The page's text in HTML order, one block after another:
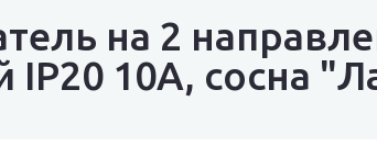
на 2
IP20 10А, сосна